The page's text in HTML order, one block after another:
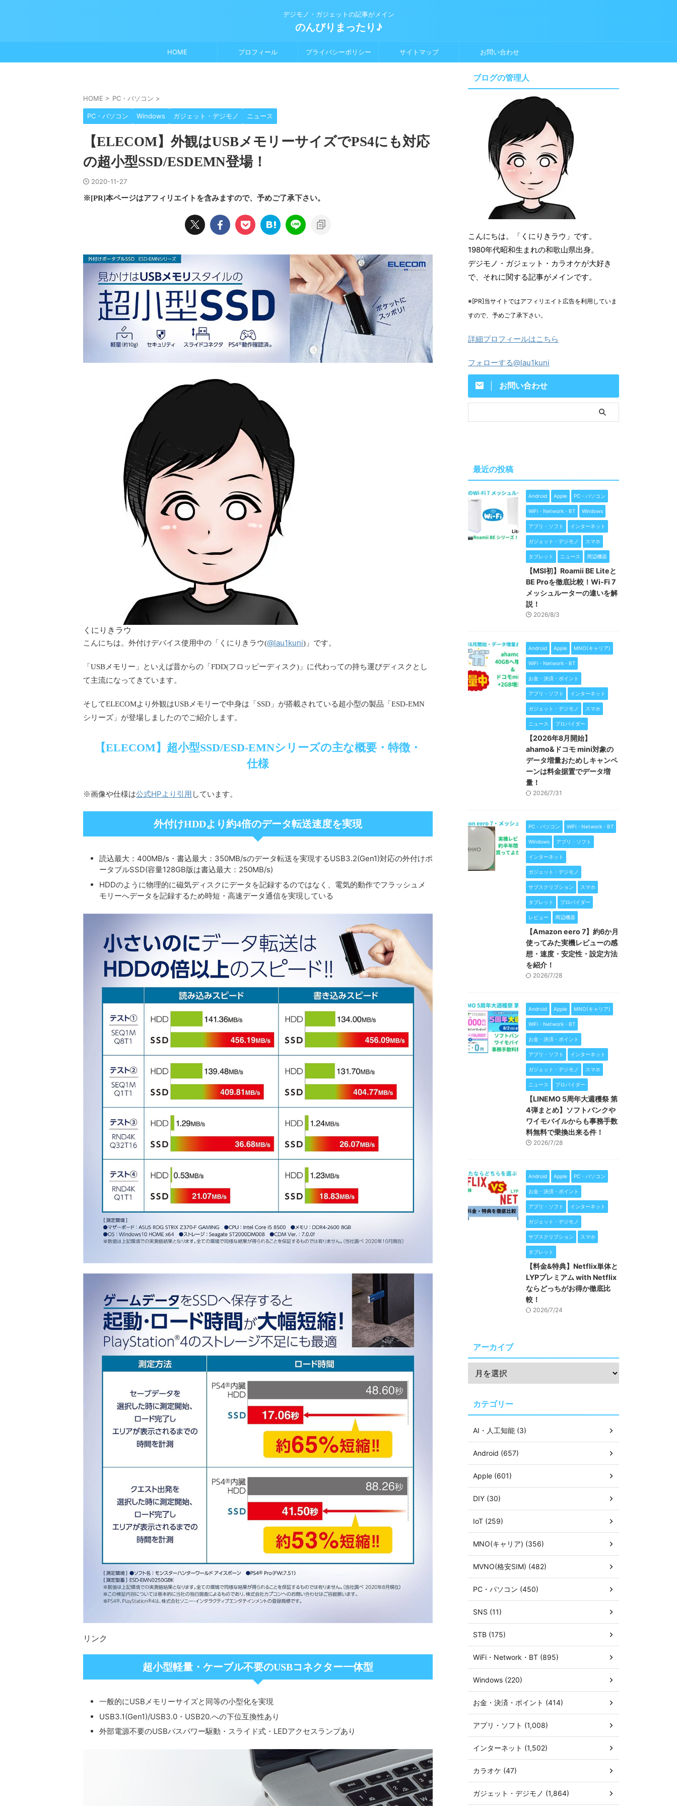
デジモノ・ガジェットの記事がメイン
のんびりまったり♪
HOME プロフィール プライバシーポリシー サイトマップ お問い合わせ
HOME > PC・パソコン >
PC・パソコン Windows ガジェット・デジモノ ニュース
【ELECOM】外観はUSBメモリーサイズでPS4にも対応
の超小型SSD/ESDEMN登場！
2020-11-27
※[PR]本ページはアフィリエイトを含みますので、予めご了承下さい。
くにりきラウ
こんにちは。外付けデバイス使用中の「くにりきラウ(@lau1kuni)」です。
「USBメモリー」といえば昔からの「FDD(フロッピーディスク)」に代わっての持ち運びディスクとし
て主流になってきています。
そしてELECOMより外観はUSBメモリーで中身は「SSD」が搭載されている超小型の製品「ESD-EMN
シリーズ」が登場しましたのでご紹介します。
【ELECOM】超小型SSD/ESD-EMNシリーズの主な概要・特徴・
仕様
※画像や仕様は公式HPより引用 しています。
外付けHDDより約4倍のデータ転送速度を実現
読込最大：400MB/s・書込最大：350MB/sのデータ転送を実現するUSB3.2(Gen1)対応の外付けポ
ータブルSSD(容量128GB版は書込最大：250MB/s)
HDDのように物理的に磁気ディスクにデータを記録するのではなく、電気的動作でフラッシュメ
モリーへデータを記録するため時短・高速データ通信を実現している
リンク
超小型軽量・ケーブル不要のUSBコネクター一体型
一般的にUSBメモリーサイズと同等の小型化を実現
USB3.1(Gen1)/USB3.0・USB20.への下位互換性あり
外部電源不要のUSBバスパワー駆動・スライド式・LEDアクセスランプあり
ブログの管理人
こんにちは。「くにりきラウ」です。
1980年代昭和生まれの和歌山県出身。
デジモノ・ガジェット・カラオケが大好き
で、それに関する記事がメインです。
※[PR]当サイトではアフィリエイト広告を利用していま
すので、予めご了承下さい。
詳細プロフィールはこちら
フォローする@lau1kuni
お問い合わせ
最近の投稿
Android Apple PC・パソコン
WiFi・Network・BT Windows
アプリ・ソフト インターネット
ガジェット・デジモノ スマホ
タブレット ニュース 周辺機器
【MSI初】Roamii BE Liteと
BE Proを徹底比較！Wi-Fi 7
メッシュルーターの違いを解
説！
2026/8/3
Android Apple MNO(キャリア)
WiFi・Network・BT
お金・決済・ポイント
アプリ・ソフト インターネット
ガジェット・デジモノ スマホ
ニュース プロバイダー
【2026年8月開始】
ahamo&ドコモ mini対象の
データ増量おためしキャンペ
ーンは料金据置でデータ増
量！
2026/7/31
PC・パソコン WiFi・Network・BT
Windows アプリ・ソフト
インターネット
ガジェット・デジモノ
サブスクリプション スマホ
タブレット プロバイダー
レビュー 周辺機器
【Amazon eero 7】約6か月
使ってみた実機レビューの感
想・速度・安定性・設定方法
を紹介！
2026/7/28
Android Apple MNO(キャリア)
WiFi・Network・BT
お金・決済・ポイント
アプリ・ソフト インターネット
ガジェット・デジモノ スマホ
ニュース プロバイダー
【LINEMO 5周年大週穫祭 第
4弾まとめ】ソフトバンクや
ワイモバイルからも事務手数
料無料で乗換出来る件！
2026/7/28
Android Apple PC・パソコン
お金・決済・ポイント
アプリ・ソフト インターネット
ガジェット・デジモノ
サブスクリプション スマホ
タブレット
【料金&特典】Netflix単体と
LYPプレミアム with Netflix
ならどっちがお得か徹底比
較！
2026/7/24
アーカイブ
カテゴリー
AI・人工知能 (3)
Android (657)
Apple (601)
DIY (30)
IoT (259)
MNO(キャリア) (356)
MVNO(格安SIM) (482)
PC・パソコン (450)
SNS (11)
STB (175)
WiFi・Network・BT (895)
Windows (220)
お金・決済・ポイント (414)
アプリ・ソフト (1,008)
インターネット (1,502)
カラオケ (47)
ガジェット・デジモノ (1,864)